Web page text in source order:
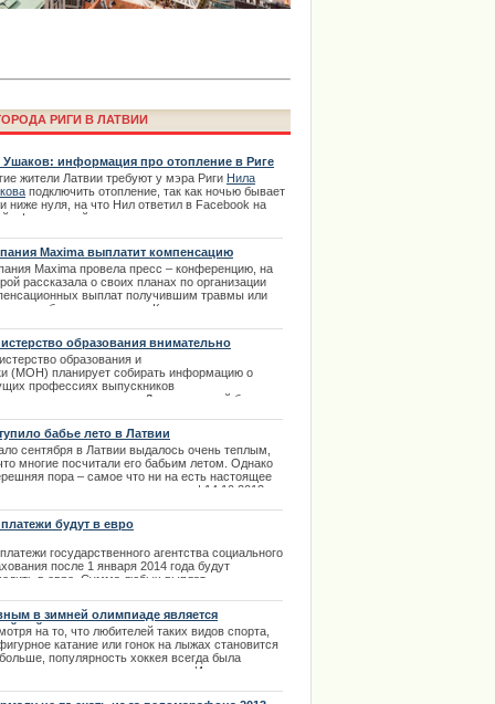
Laima Voice пройдет онлайн в
Вайкуле
Rendezvous Jūrmala будет
РИГИ В ЛАТВИИ
информация про отопление в Риге
жители Латвии требуют у мэра Риги Нила
подключить отопление, так как ночью бывает
ниже нуля, на что Нил ответил в Facebook на
официальной страничке следующее...
Maxima выплатит компенсацию
Maxima провела пресс – конференцию на
рассказала о своих планах по организации
выплат получившим травмы или
обрушении
Компенсацию
образования внимательно
доходы студентов-выпускников
образования и
(МОН) планирует собирать информацию о
профессиях выпускников
и их уровнях доходов. Для этих целей будет
бабье лето в Латвии
сентября в Латвии выдалось очень теплым,
многие посчитали его бабьим летом. Однако
пора – самое что ни на есть настоящее
лето, с туманами и листопадом. | 14.10.2013
будут в евро
государственного агентства социального
после 1 января 2014 года будут
в евро. Сумма любых выплат
курсу 1 евро = 0,702804 лата.
в зимней олимпиаде является
турнир
на то, что любителей таких видов спорта,
катание или гонок на лыжах становится
популярность хоккея всегда была
и заслуживает внимания. Именно